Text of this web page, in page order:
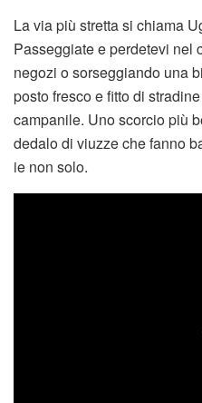
La via più stretta si chiama
Passeggiate e perdetevi nel
negozi o sorseggiando una
posto fresco e fitto di
campanile. Uno scorcio più
dedalo di viuzze che fanno
ie non solo.